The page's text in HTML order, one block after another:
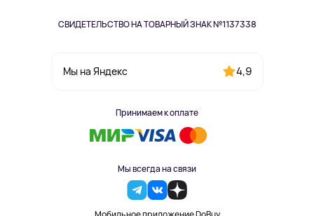
СВИДЕТЕЛЬСТВО НА ТОВАРНЫЙ ЗНАК №1137338
Мы на Яндекс 4,9
Принимаем к оплате
Мы всегда на связи